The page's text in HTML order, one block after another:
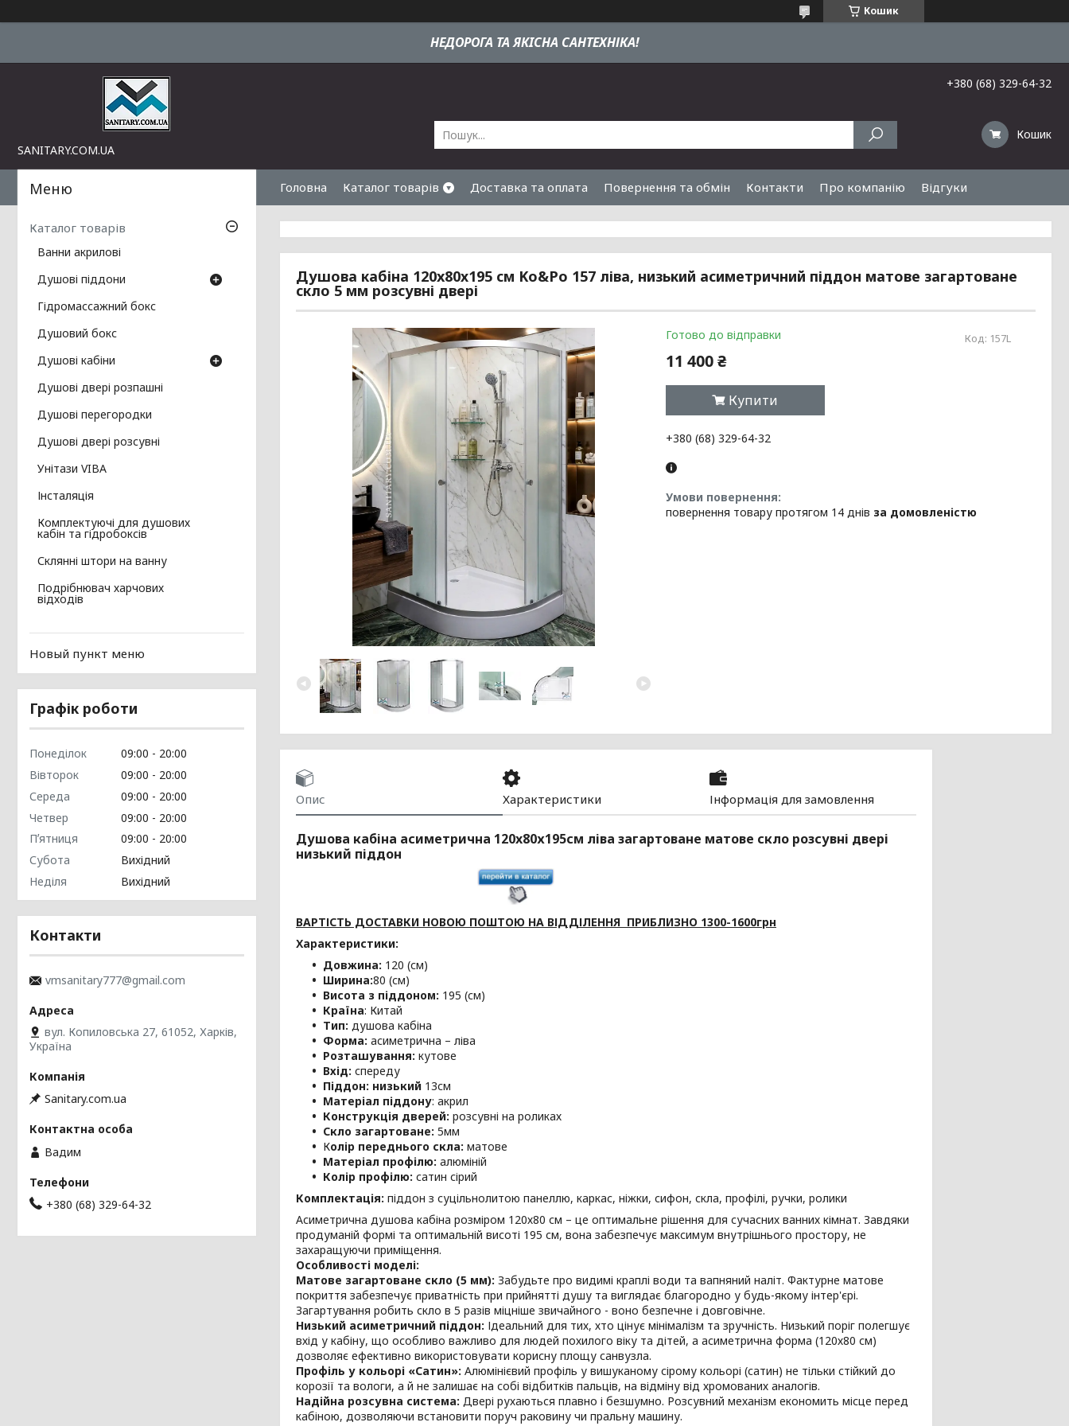
Кошик
НЕДОРОГА ТА ЯКIСНА САНТЕХНІКА!
SANITARY.COM.UA
+380 (68) 329-64-32
Кошик
Головна Каталог товарів Доставка та оплата Повернення та обмін Контакти Про компанію Відгуки
Душова кабіна 120x80х195 см Ko&Po 157 ліва, низький асиметричний піддон матове загартоване
скло 5 мм розсувні двері
Готово до відправки Код: 157L
11 400 ₴
Купити
+380 (68) 329-64-32
повернення товару протягом 14 днів за домовленістю
Опис Характеристики Інформація для замовлення
Душова кабіна асиметрична 120x80х195см ліва загартоване матове скло розсувні двері
низький піддон
ВАРТІСТЬ ДОСТАВКИ НОВОЮ ПОШТОЮ НА ВІДДІЛЕННЯ ПРИБЛИЗНО 1300-1600грн
Характеристики:
Довжина: 120 (см)
Ширина:80 (см)
Висота з піддоном: 195 (см)
Країна: Китай
Тип: душова кабіна
Форма: асиметрична – ліва
Розташування: кутове
Вхід: спереду
Піддон: низький 13см
Матеріал піддону: акрил
Конструкція дверей: розсувні на роликах
Скло загартоване: 5мм
Колір переднього скла: матове
Матеріал профілю: алюміній
Колір профілю: сатин сірий
Комплектація: піддон з суцільнолитою панеллю, каркас, ніжки, сифон, скла, профілі, ручки, ролики
Асиметрична душова кабіна розміром 120х80 см – це оптимальне рішення для сучасних ванних кімнат. Завдяки
продуманій формі та оптимальній висоті 195 см, вона забезпечує максимум внутрішнього простору, не
захаращуючи приміщення.
Особливості моделі:
Матове загартоване скло (5 мм): Забудьте про видимі краплі води та вапняний наліт. Фактурне матове
покриття забезпечує приватність при прийнятті душу та виглядає благородно у будь-якому інтер'єрі.
Загартування робить скло в 5 разів міцніше звичайного - воно безпечне і довговічне.
Низький асиметричний піддон: Ідеальний для тих, хто цінує мінімалізм та зручність. Низький поріг полегшує
вхід у кабіну, що особливо важливо для людей похилого віку та дітей, а асиметрична форма (120х80 см)
дозволяє ефективно використовувати корисну площу санвузла.
Профіль у кольорі «Сатин»: Алюмінієвий профіль у вишуканому сірому кольорі (сатин) не тільки стійкий до
корозії та вологи, а й не залишає на собі відбитків пальців, на відміну від хромованих аналогів.
Надійна розсувна система: Двері рухаються плавно і безшумно. Розсувний механізм економить місце перед
кабіною, дозволяючи встановити поруч раковину чи пральну машину.
Каталог товарів
Ванни акрилові
Душові піддони
Гідромассажний бокс
Душовий бокс
Душові кабіни
Душові двері розпашні
Душові перегородки
Душові двері розсувні
Унітази VIBA
Інсталяція
Комплектуючі для душових
кабін та гідробоксів
Склянні штори на ванну
Подрібнювач харчових
відходів
Новый пункт меню
Графік роботи
Понеділок 09:00
20:00
Вівторок
09:00
20:00
Середа
09:00
20:00
Четвер
09:00
20:00
Пʼятниця
09:00
20:00
Субота
Вихідний
Неділя
Вихідний
Контакти
vmsanitary777@gmail.com
вул. Копиловська 27, 61052, Харків,
Україна
Sanitary.com.ua
Вадим
+380 (68) 329-64-32